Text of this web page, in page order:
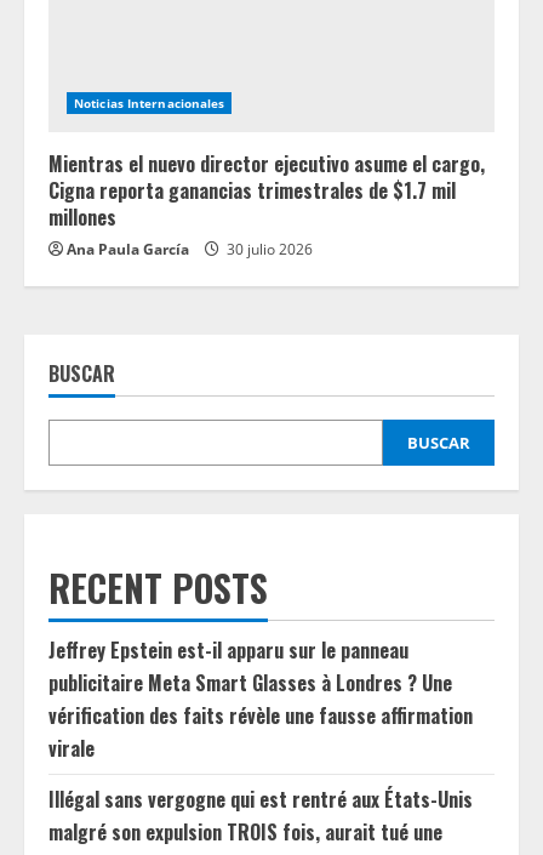
Noticias Internacionales
Mientras el nuevo director ejecutivo asume el cargo,
Cigna reporta ganancias trimestrales de $1.7 mil
millones
Ana Paula García 30 julio 2026
BUSCAR
BUSCAR
RECENT POSTS
Jeffrey Epstein est-il apparu sur le panneau
publicitaire Meta Smart Glasses à Londres ? Une
vérification des faits révèle une fausse affirmation
virale
Illégal sans vergogne qui est rentré aux États-Unis
malgré son expulsion TROIS fois, aurait tué une